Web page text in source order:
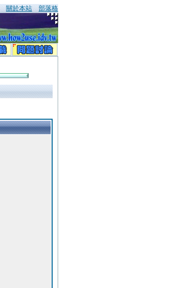
關於本站 部落格